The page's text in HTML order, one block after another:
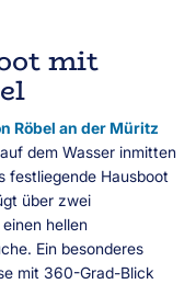
mit
Röbel an der Müritz
dem Wasser inmitten
festliegende Hausboot
über zwei
hellen
Ein besonderes
mit 360-Grad-Blick